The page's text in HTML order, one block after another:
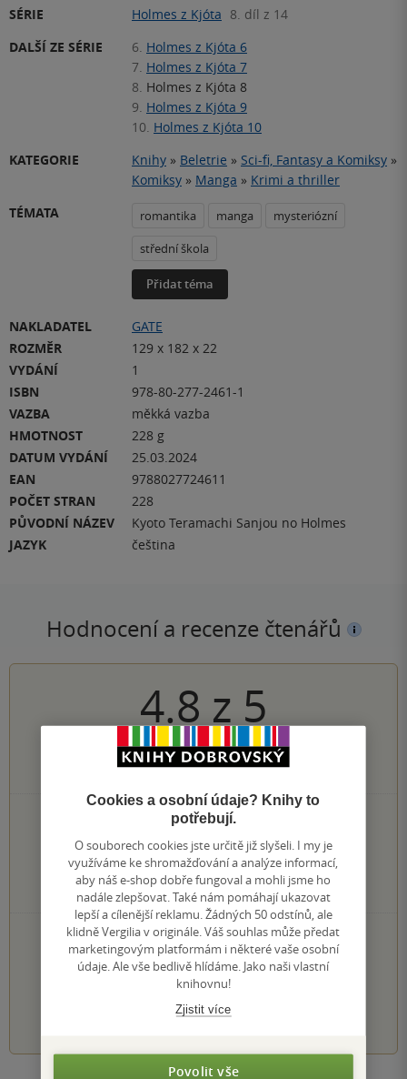
SÉRIE Holmes z Kjóta 8. díl z 14
DALŠÍ ZE SÉRIE
6. Holmes z Kjóta 6
7. Holmes z Kjóta 7
8. Holmes z Kjóta 8
9. Holmes z Kjóta 9
10. Holmes z Kjóta 10
KATEGORIE
Knihy » Beletrie » Sci-fi, Fantasy a Komiksy »
Komiksy » Manga » Krimi a thriller
TÉMATA
romantika manga
mysteriózní
střední škola
Přidat téma
NAKLADATEL
GATE
ROZMĚR
129 x 182 x 22
VYDÁNÍ
1
ISBN
978-80-277-2461-1
VAZBA
měkká vazba
HMOTNOST
228 g
DATUM VYDÁNÍ
25.03.2024
EAN
9788027724611
POČET STRAN
228
PŮVODNÍ NÁZEV
Kyoto Teramachi Sanjou no Holmes
JAZYK
čeština
Hodnocení a recenze čtenářů
4.8 z 5
26hodnocení čtenářů
22×
5 hvězdiček
4 hvězdičky
0×
3 hvězdičky
0×
2 hvězdičky
0×
1 hvezdička
PŘIDEJTE SVÉ HODNOCENÍ KNIHY
Hodnocení našich knihkupců: 0.0 z 5
3 4 5
Cookies a osobní údaje? Knihy to
potřebují.
O souborech cookies jste určitě již slyšeli. I my je
využíváme ke shromažďování a analýze informací,
aby náš e-shop dobře fungoval a mohli jsme ho
nadále zlepšovat. Také nám pomáhají ukazovat
lepší a cílenější reklamu. Žádných 50 odstínů, ale
klidně Vergilia v originále. Váš souhlas může předat
marketingovým platformám i některé vaše osobní
údaje. Ale vše bedlivě hlídáme. Jako naši vlastní
knihovnu!
Zjistit více
Povolit vše